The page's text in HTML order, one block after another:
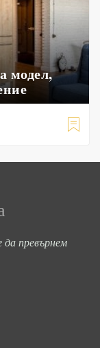
модел,

превърнем